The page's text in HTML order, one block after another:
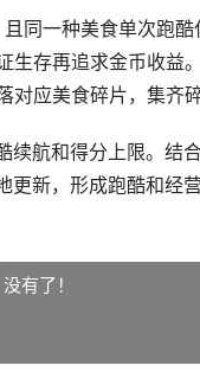
同一种美食单次跑
生存再追求金币收益
应美食碎片，集齐
航和得分上限。结
新，形成跑酷和经营
没有了！